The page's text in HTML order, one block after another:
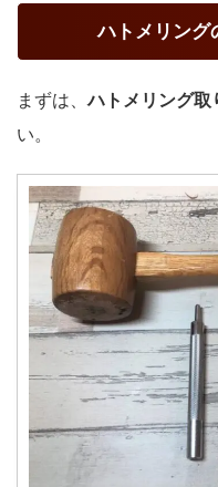
ハトメリング
まずは、ハトメリング取
い。